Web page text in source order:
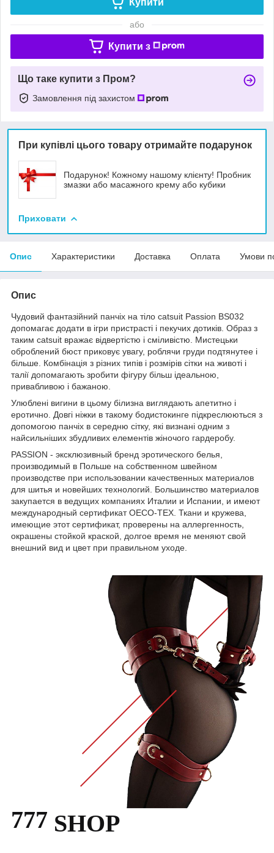
або
Купити з
Що таке купити з Пром?
Замовлення під захистом
При купівлі цього товару отримайте подарунок
Подарунок! Кожному нашому клієнту! Пробник
змазки або масажного крему або кубики
Приховати
Опис Характеристики Доставка Оплата Умови
Опис
Чудовий фантазійний панчіх на тіло catsuit Passion BS032
допомагає додати в ігри пристрасті і пекучих дотиків. Образ з
таким catsuit вражає відвертістю і сміливістю. Мистецьки
оброблений бюст приковує увагу, роблячи груди подтянутее і
більше. Комбінація з різних типів і розмірів сітки на животі і
талії допомагають зробити фігуру більш ідеальною,
привабливою і бажаною.
Улюблені вигини в цьому білизна виглядають апетитно і
еротично. Довгі ніжки в такому бодистокинге підкреслюються з
допомогою панчіх в середню сітку, які визнані одним з
найсильніших збудливих елементів жіночого гардеробу.
PASSION - эксклюзивный бренд эротического белья,
производимый в Польше на собственном швейном
производстве при использовании качественных материалов
для шитья и новейших технологий. Большинство материалов
закупается в ведущих компаниях Италии и Испании, и имеют
международный сертификат OECO-TEX. Ткани и кружева,
имеющие этот сертификат, проверены на аллергенность,
окрашены стойкой краской, долгое время не меняют свой
внешний вид и цвет при правильном уходе.
777 SHOP